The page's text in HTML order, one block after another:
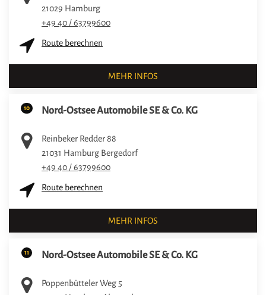
21029 Hamburg
+49 40 / 63799600
Route berechnen
MEHR INFOS
10 Nord-Ostsee Automobile SE & Co. KG
Reinbeker Redder 88
21031 Hamburg Bergedorf
+49 40 / 63799600
Route berechnen
MEHR INFOS
11 Nord-Ostsee Automobile SE & Co. KG
Poppenbütteler Weg 5